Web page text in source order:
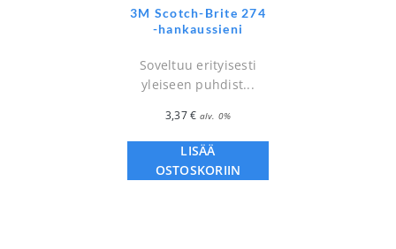
3M Scotch-Brite 274
-hankaussieni
Soveltuu erityisesti
yleiseen puhdist...
3,37€ alv. 0%
LISÄÄ
OSTOSKORIIN